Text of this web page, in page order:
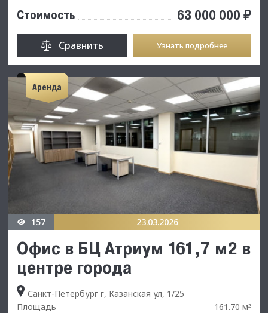
Стоимость 63 000 000 ₽
Сравнить Узнать подробнее
Аренда
157 23.03.2026
Офис в БЦ Атриум 161,7 м2 в
центре города
Санкт-Петербург г, Казанская ул, 1/25
Площадь
161.70 м²